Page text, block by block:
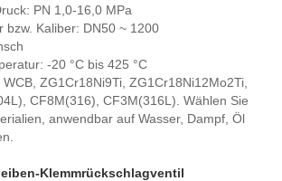
PN 1,0-16,0 MPa
bzw. Kaliber: DN50 ~ 1200
-20 °C bis 425 °C
ZG1Cr18Ni9Ti, ZG1Cr18Ni12Mo2Ti,
CF8M(316), CF3M(316L). Wählen Sie
anwendbar auf Wasser, Dampf, Öl
Klemmrückschlagventil